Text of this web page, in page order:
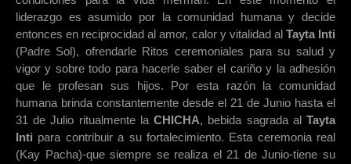
liderazgo es asumido por la comunidad humana y decide
entonces en reciprocidad al amor, calor y vitalidad al Tayta Inti
(Padre Sol), ofrendarle Ritos ceremoniales para su salud y
vigor y sobre todo para hacerle saber el cariño y la adhesión
que le profesan sus hijos. Por esta razón la comunidad
humana brinda constantemente desde el 21 de Junio hasta el
31 de Julio ritualmente laCHICHA, bebida sagrada alTayta
Inti para contribuir a su fortalecimiento. Esta ceremonia real
(Kay Pacha)-que siempre se realiza el 21 de Junio-tiene su